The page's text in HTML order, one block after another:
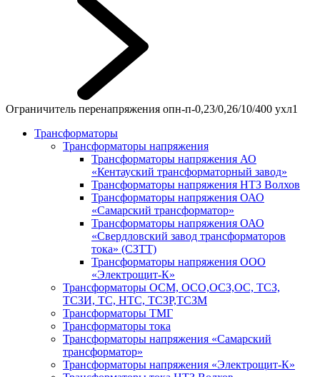
Ограничитель перенапряжения опн-п-0,23/0,26/10/400 ухл1
Трансформаторы
Трансформаторы напряжения
Трансформаторы напряжения АО
«Кентауский трансформаторный завод»
Трансформаторы напряжения НТЗ Волхов
Трансформаторы напряжения ОАО
«Самарский трансформатор»
Трансформаторы напряжения ОАО
«Свердловский завод трансформаторов
тока» (СЗТТ)
Трансформаторы напряжения ООО
«Электрощит-К»
Трансформаторы ОСМ, ОСО,ОСЗ,ОС, ТСЗ,
ТСЗИ, ТС, НТС, ТСЗР,ТСЗМ
Трансформаторы ТМГ
Трансформаторы тока
Трансформаторы напряжения «Самарский
трансформатор»
Трансформаторы напряжения «Электрощит-К»